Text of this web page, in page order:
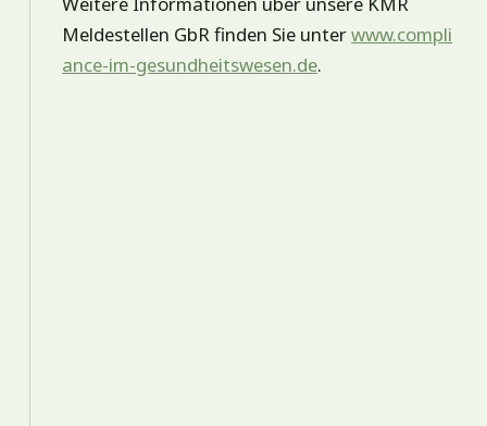
Meldestellen GbR finden Sie unterwww.compli
ance-im-gesundheitswesen.de.